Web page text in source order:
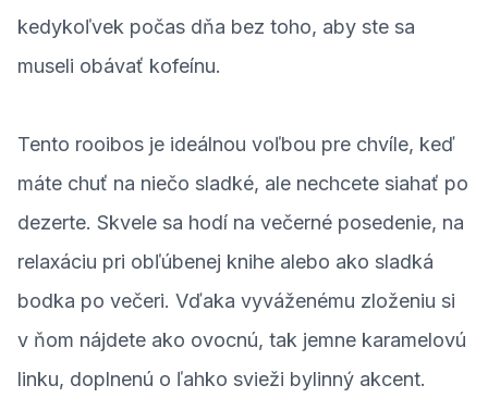
kedykoľvek počas dňa bez toho, aby ste sa
museli obávať kofeínu.
Tento rooibos je ideálnou voľbou pre chvíle, keď
máte chuť na niečo sladké, ale nechcete siahať po
dezerte. Skvele sa hodí na večerné posedenie, na
relaxáciu pri obľúbenej knihe alebo ako sladká
bodka po večeri. Vďaka vyváženému zloženiu si
v ňom nájdete ako ovocnú, tak jemne karamelovú
linku, doplnenú o ľahko svieži bylinný akcent.